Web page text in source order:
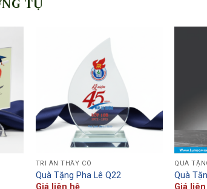
TRI ÂN THẦY CÔ
Quà Tặng Pha Lê Q22
QUÀ
Quà